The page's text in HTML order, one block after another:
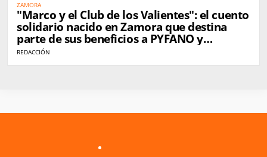
ZAMORA
"Marco y el Club de los Valientes": el cuento
solidario nacido en Zamora que destina
parte de sus beneficios a PYFANO y
Autismo Zamora
REDACCIÓN